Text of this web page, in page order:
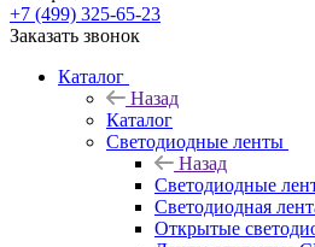
+7 (499) 325-65-23
Заказать звонок
Каталог
Назад
Каталог
Светодиодные ленты
Назад
Светодиодные
Светодиодная
Открытые